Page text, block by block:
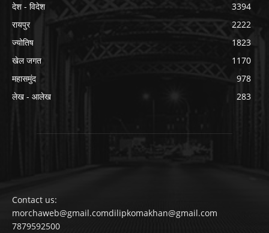
देश - विदेश
3394
रायपुर
2222
ज्योतिष
1823
खेल जगत
1170
महासमुंद
978
लेख - आलेख
283
Contact us:
morchaweb@gmail.comdilipkomakhan@gmail.com
7879592500